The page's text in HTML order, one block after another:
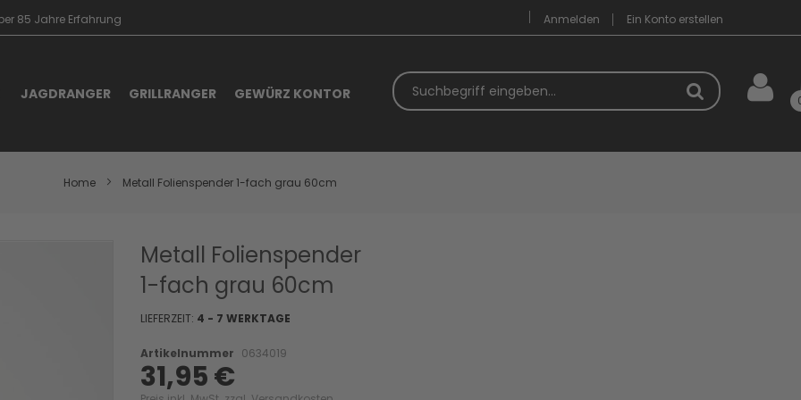
85 Jahre Erfahrung Anmelden
Ein Konto erstellen
JAGDRANGER GRILLRANGER GEWÜRZ KONTOR
Suchbegriff
Home Metall Folienspender 1-fach grau 60cm
Metall Folienspender
1-fach grau 60cm
LIEFERZEIT: 4 - 7 WERKTAGE
Artikelnummer 0634019
31,95 €
images
gallery